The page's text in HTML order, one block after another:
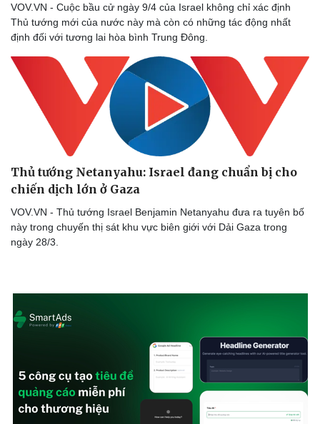
Thể thao
Lịch thi đấu bóng đá
Thế giới thể thao
eSports
Hậu trường
Ô tô - Xe máy
Ô tô
Xe máy
Tư vấn
VOV.VN - Cuộc bầu cử ngày 9/4 của Israel không chỉ xác định
Thủ tướng mới của nước này mà còn có những tác động nhất
định đối với tương lai hòa bình Trung Đông.
Thủ tướng Netanyahu: Israel đang chuẩn bị cho
chiến dịch lớn ở Gaza
VOV.VN - Thủ tướng Israel Benjamin Netanyahu đưa ra tuyên bố
này trong chuyến thị sát khu vực biên giới với Dải Gaza trong
ngày 28/3.